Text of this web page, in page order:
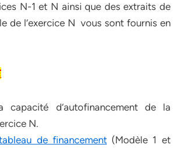
N-1 et N ainsi que des extraits de
de l’exercice N vous sont fournis en
capacité d’autofinancement de la
N.
de financement(Modèle 1 et